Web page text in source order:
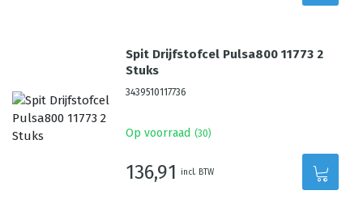
Spit Drijfstofcel Pulsa800 11773 2
Stuks
3439510117736
Op voorraad (30)
136,91 incl. BTW